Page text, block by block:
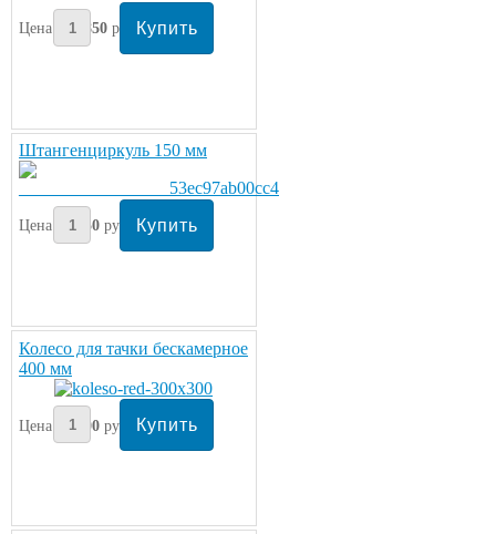
Цена: 1850руб/шт.
Штангенциркуль 150 мм
Цена: 450руб/шт.
Колесо для тачки бескамерное
400 мм
Цена: 900руб